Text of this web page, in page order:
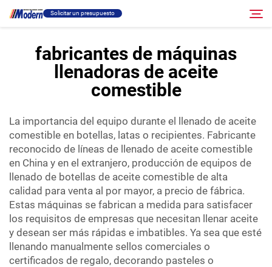
Solicitar un presupuesto
Acerca
Vídeo
Contacto
Sitio RU
Buscar
fabricantes de máquinas
llenadoras de aceite
comestible
La importancia del equipo durante el llenado de aceite
comestible en botellas, latas o recipientes. Fabricante
reconocido de líneas de llenado de aceite comestible
en China y en el extranjero, producción de equipos de
llenado de botellas de aceite comestible de alta
calidad para venta al por mayor, a precio de fábrica.
Estas máquinas se fabrican a medida para satisfacer
los requisitos de empresas que necesitan llenar aceite
y desean ser más rápidas e imbatibles. Ya sea que esté
llenando manualmente sellos comerciales o
certificados de regalo, decorando pasteles o